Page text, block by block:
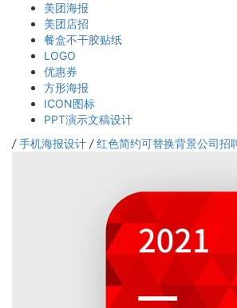
美团海报
美团店招
餐盒不干胶贴纸
LOGO
优惠券
方形海报
ICON图标
PPT演示文稿设计
/ 手机海报设计 / 红色简约可替换背景公司招